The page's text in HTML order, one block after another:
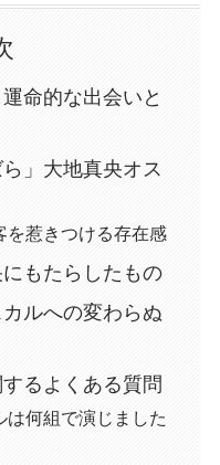
命的な出会いと
」大地真央オス
を惹きつける存在感
もたらしたもの
ルへの変わらぬ
るよくある質問
は何組で演じました